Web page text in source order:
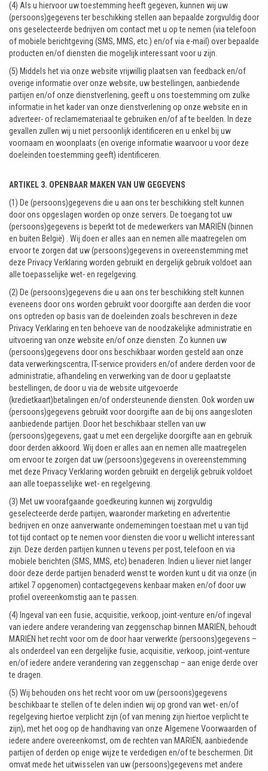
(4) Als u hiervoor uw toestemming heeft gegeven, kunnen wij uw
(persoons)gegevens ter beschikking stellen aan bepaalde zorgvuldig door
ons geselecteerde bedrijven om contact met u op te nemen (via telefoon
of mobiele berichtgeving (SMS, MMS, etc.) en/of via e-mail) over bepaalde
producten en/of diensten die mogelijk interessant voor u zijn.
(5) Middels het via onze website vrijwillig plaatsen van feedback en/of
overige informatie over onze website, uw bestellingen, aanbiedende
partijen en/of onze dienstverlening, geeft u ons toestemming om zulke
informatie in het kader van onze dienstverlening op onze website en in
adverteer- of reclamemateriaal te gebruiken en/of af te beelden. In deze
gevallen zullen wij u niet persoonlijk identificeren en u enkel bij uw
voornaam en woonplaats (en overige informatie waarvoor u voor deze
doeleinden toestemming geeft) identificeren.
ARTIKEL 3. OPENBAAR MAKEN VAN UW GEGEVENS
(1) De (persoons)gegevens die u aan ons ter beschikking stelt kunnen
door ons opgeslagen worden op onze servers. De toegang tot uw
(persoons)gegevens is beperkt tot de medewerkers van MARIËN (binnen
en buiten België) . Wij doen er alles aan en nemen alle maatregelen om
ervoor te zorgen dat uw (persoons)gegevens in overeenstemming met
deze Privacy Verklaring worden gebruikt en dergelijk gebruik voldoet aan
alle toepasselijke wet- en regelgeving.
(2) De (persoons)gegevens die u aan ons ter beschikking stelt kunnen
eveneens door ons worden gebruikt voor doorgifte aan derden die voor
ons optreden op basis van de doeleinden zoals beschreven in deze
Privacy Verklaring en ten behoeve van de noodzakelijke administratie en
uitvoering van onze website en/of onze diensten. Zo kunnen uw
(persoons)gegevens door ons beschikbaar worden gesteld aan onze
data verwerkingscentra, IT-service providers en/of andere derden voor de
administratie, afhandeling en verwerking van de door u geplaatste
bestellingen, de door u via de website uitgevoerde
(kredietkaart)betalingen en/of ondersteunende diensten. Ook worden uw
(persoons)gegevens gebruikt voor doorgifte aan de bij ons aangesloten
aanbiedende partijen. Door het beschikbaar stellen van uw
(persoons)gegevens, gaat u met een dergelijke doorgifte aan en gebruik
door derden akkoord. Wij doen er alles aan en nemen alle maatregelen
om ervoor te zorgen dat uw (persoons)gegevens in overeenstemming
met deze Privacy Verklaring worden gebruikt en dergelijk gebruik voldoet
aan alle toepasselijke wet- en regelgeving.
(3) Met uw voorafgaande goedkeuring kunnen wij zorgvuldig
geselecteerde derde partijen, waaronder marketing en advertentie
bedrijven en onze aanverwante ondernemingen toestaan met u van tijd
tot tijd contact op te nemen voor diensten die voor u wellicht interessant
zijn. Deze derden partijen kunnen u tevens per post, telefoon en via
mobiele berichten (SMS, MMS, etc) benaderen. Indien u liever niet langer
door deze derde partijen benaderd wenst te worden kunt u dit via onze (in
artikel 7 opgenomen) contactgegevens kenbaar maken en/of door uw
profiel overeenkomstig aan te passen.
(4) Ingeval van een fusie, acquisitie, verkoop, joint-venture en/of ingeval
van iedere andere verandering van zeggenschap binnen MARIËN, behoudt
MARIËN het recht voor om de door haar verwerkte (persoons)gegevens –
als onderdeel van een dergelijke fusie, acquisitie, verkoop, joint-venture
en/of iedere andere verandering van zeggenschap – aan enige derde over
te dragen.
(5) Wij behouden ons het recht voor om uw (persoons)gegevens
beschikbaar te stellen of te delen indien wij op grond van wet- en/of
regelgeving hiertoe verplicht zijn (of van mening zijn hiertoe verplicht te
zijn), met het oog op de handhaving van onze Algemene Voorwaarden of
iedere andere overeenkomst, om de rechten van MARIËN, aanbiedende
partijen of derden op enige wijze te verdedigen en/of te beschermen. Dit
omvat mede het uitwisselen van uw (persoons)gegevens met andere